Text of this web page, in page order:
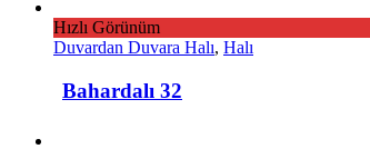
Hızlı Görünüm
Duvardan Duvara Halı, Halı
Bahardalı 32